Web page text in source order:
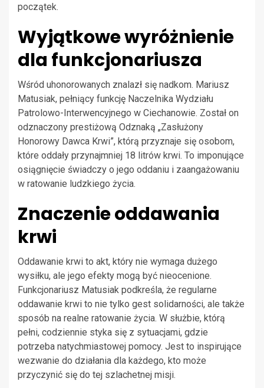
początek.
Wyjątkowe wyróżnienie
dla funkcjonariusza
Wśród uhonorowanych znalazł się nadkom. Mariusz
Matusiak, pełniący funkcję Naczelnika Wydziału
Patrolowo-Interwencyjnego w Ciechanowie. Został on
odznaczony prestiżową Odznaką „Zasłużony
Honorowy Dawca Krwi”, którą przyznaje się osobom,
które oddały przynajmniej 18 litrów krwi. To imponujące
osiągnięcie świadczy o jego oddaniu i zaangażowaniu
w ratowanie ludzkiego życia.
Znaczenie oddawania
krwi
Oddawanie krwi to akt, który nie wymaga dużego
wysiłku, ale jego efekty mogą być nieocenione.
Funkcjonariusz Matusiak podkreśla, że regularne
oddawanie krwi to nie tylko gest solidarności, ale także
sposób na realne ratowanie życia. W służbie, którą
pełni, codziennie styka się z sytuacjami, gdzie
potrzeba natychmiastowej pomocy. Jest to inspirujące
wezwanie do działania dla każdego, kto może
przyczynić się do tej szlachetnej misji.